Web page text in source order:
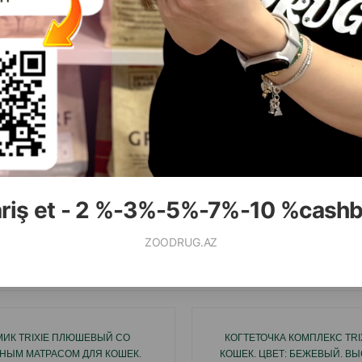
et - 2 %-3%-5%-7%-10
ZOODRUG.AZ
( Отзывы)
Цена
Купить
шт
22.00
КУПИТЬ
( Отзывы)
TRIXIE ПЛЮШЕВЫЙ СО
МАТРАСОМ ДЛЯ КОШЕК.
КОГТЕТОЧКА КОМПЛЕКС
КОШЕК. ЦВЕТ: БЕЖЕВЫЙ.